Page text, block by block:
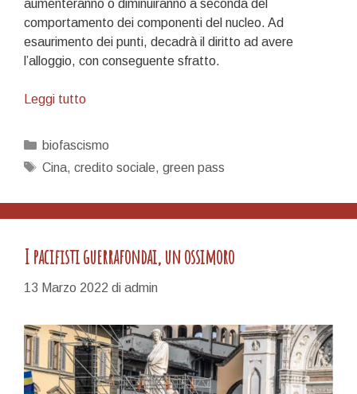
aumenteranno o diminuiranno a seconda del
comportamento dei componenti del nucleo. Ad
esaurimento dei punti, decadrà il diritto ad avere
l’alloggio, con conseguente sfratto.
Leggi tuttoUn
sociale
Categorie
biofascismo
Tag
Cina, credito sociale, green pass
I pacifisti guerrafondai, un ossimoro
13 Marzo 2022 di admin